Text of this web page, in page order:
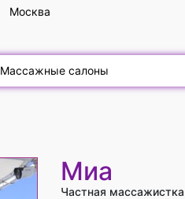
Москва
Массажные салоны
Миа
Частная массажистка